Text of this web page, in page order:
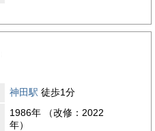
神田駅 徒歩1分
1986年 （改修：2022
年）